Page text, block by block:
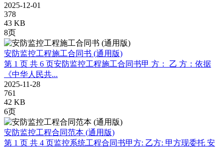
2025-12-01
378
43 KB
8页
安防监控工程施工合同书 (通用版)
第 1 页 共 6 页安防监控工程施工合同书甲 方： 乙 方：依据
《中华人民共...
2025-11-28
761
42 KB
6页
安防监控工程合同范本 (通用版)
第 1 页 共 4 页监控系统工程合同书甲方: 乙方: 甲方现委托 安